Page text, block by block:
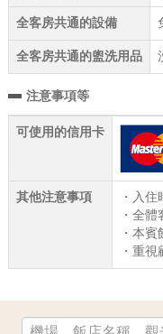
全客房共通的設備
全客房共通的盥洗用品
注意事項等
可使用的信用卡
其他注意事項
・入
・全體
・本
・重